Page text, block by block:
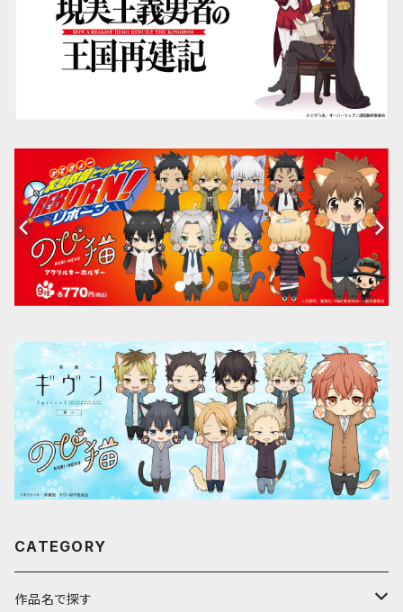
CATEGORY
作品名で探す